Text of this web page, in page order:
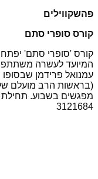
פהשקווילים
קורס סופרי סתם
קורס 'סופרי סתם'
המיועד לעשרה
עמנואל פרידמן
3121684